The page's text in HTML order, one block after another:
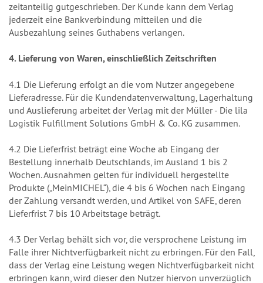
zeitanteilig gutgeschrieben. Der Kunde kann dem Verlag
jederzeit eine Bankverbindung mitteilen und die
Ausbezahlung seines Guthabens verlangen.
4. Lieferung von Waren, einschließlich Zeitschriften
4.1 Die Lieferung erfolgt an die vom Nutzer angegebene
Lieferadresse. Für die Kundendatenverwaltung, Lagerhaltung
und Auslieferung arbeitet der Verlag mit der Müller - Die lila
Logistik Fulfillment Solutions GmbH & Co. KG zusammen.
4.2 Die Lieferfrist beträgt eine Woche ab Eingang der
Bestellung innerhalb Deutschlands, im Ausland 1 bis 2
Wochen. Ausnahmen gelten für individuell hergestellte
Produkte („MeinMICHEL“), die 4 bis 6 Wochen nach Eingang
der Zahlung versandt werden, und Artikel von SAFE, deren
Lieferfrist 7 bis 10 Arbeitstage beträgt.
4.3 Der Verlag behält sich vor, die versprochene Leistung im
Falle ihrer Nichtverfügbarkeit nicht zu erbringen. Für den Fall,
dass der Verlag eine Leistung wegen Nichtverfügbarkeit nicht
erbringen kann, wird dieser den Nutzer hiervon unverzüglich